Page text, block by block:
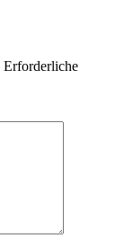
Erforderliche